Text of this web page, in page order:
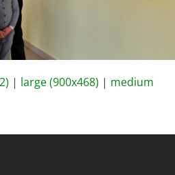
| large (900x468) | medium